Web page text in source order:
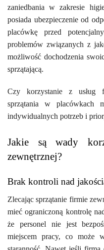
zaniedbania w zakresie
posiada ubezpieczenie od
placówkę przed
problemów związanych z
możliwość dochodzenia
sprzątającą.
Czy korzystanie z usług
sprzątania w placówkach
indywidualnych potrzeb i
Jakie są wady
zewnętrznej?
Brak kontroli nad
Zlecając sprzątanie firmie
mieć ograniczoną kontrolę
że personel nie jest
miejscem pracy, co może